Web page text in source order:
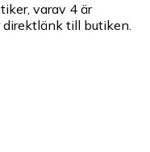
varav 4 är
till butiken.